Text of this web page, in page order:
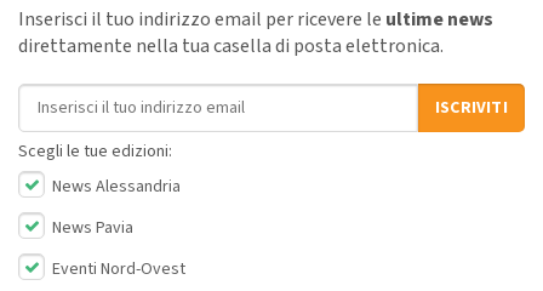
Inserisci il tuo indirizzo email per ricevere le ultime news
direttamente nella tua casella di posta elettronica.
Indirizzo email
ISCRIVITI
Scegli le tue edizioni:
News Alessandria
News Pavia
Eventi Nord-Ovest